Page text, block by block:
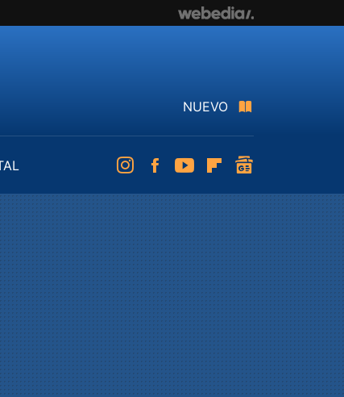
NUEVO
InstagramFacebookYoutubeFlipboard